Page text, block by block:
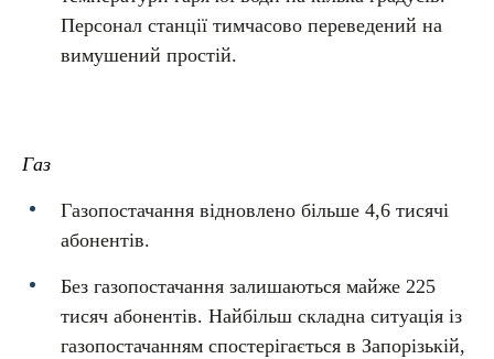
Персонал станції тимчасово переведений на
вимушений простій.
Газ
Газопостачання відновлено більше 4,6 тисячі
абонентів.
Без газопостачання залишаються майже 225
тисяч абонентів. Найбільш складна ситуація із
газопостачанням спостерігається в Запорізькій,